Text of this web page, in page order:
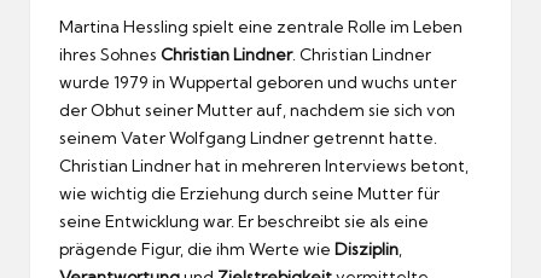
Martina Hessling spielt eine zentrale Rolle im Leben
ihres Sohnes Christian Lindner. Christian Lindner
wurde 1979 in Wuppertal geboren und wuchs unter
der Obhut seiner Mutter auf, nachdem sie sich von
seinem Vater Wolfgang Lindner getrennt hatte.
Christian Lindner hat in mehreren Interviews betont,
wie wichtig die Erziehung durch seine Mutter für
seine Entwicklung war. Er beschreibt sie als eine
prägende Figur, die ihm Werte wie Disziplin